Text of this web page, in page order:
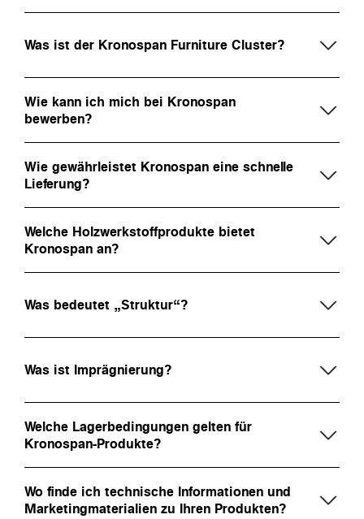
Was ist der Kronospan Furniture Cluster?
Wie kann ich mich bei Kronospan
bewerben?
Wie gewährleistet Kronospan eine schnelle
Lieferung?
Welche Holzwerkstoffprodukte bietet
Kronospan an?
Was bedeutet „Struktur“?
Was ist Imprägnierung?
Welche Lagerbedingungen gelten für
Kronospan-Produkte?
Wo finde ich technische Informationen und
Marketingmaterialien zu Ihren Produkten?